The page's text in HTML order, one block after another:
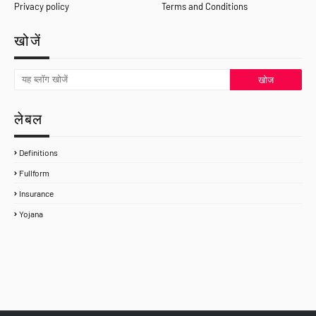
Privacy policy Terms and Conditions
खोजें
लेबल
Definitions
Fullform
Insurance
Yojana